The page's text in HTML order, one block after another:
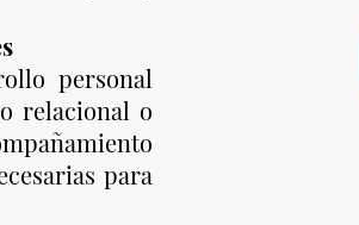
personal
relacional o
para